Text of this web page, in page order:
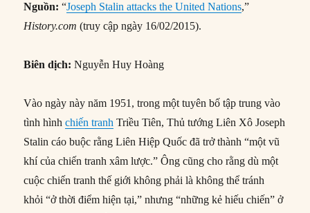
Nguồn: “Joseph Stalin attacks the United Nations,”
History.com (truy cập ngày 16/02/2015).
Biên dịch: Nguyễn Huy Hoàng
Vào ngày này năm 1951, trong một tuyên bố tập trung vào
tình hìnhchiến tranh Triều Tiên, Thủ tướng Liên Xô Joseph
Stalin cáo buộc rằng Liên Hiệp Quốc đã trở thành “một vũ
khí của chiến tranh xâm lược.” Ông cũng cho rằng dù một
cuộc chiến tranh thế giới không phải là không thể tránh
khỏi “ở thời điểm hiện tại,” nhưng “những kẻ hiếu chiến” ở